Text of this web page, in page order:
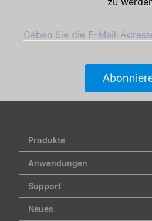
Geben Sie die E-Mail-
Produkte
Anwendungen
Support
Neues